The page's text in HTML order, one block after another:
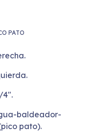
PATO
4".
baldeador-
pato).